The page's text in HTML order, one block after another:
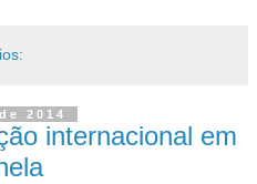
2014
internacional em